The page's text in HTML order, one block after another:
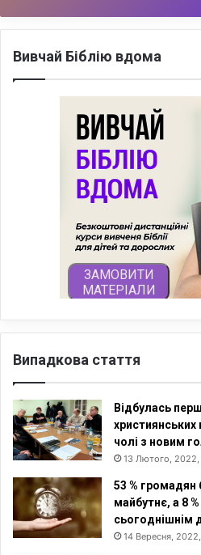
Вивчай Біблію вдома
Випадкова стаття
Відбулась
чолі з новим
13 Лютого, 2022,
53 % громадян
майбутнє, а 8
сьогоднішнім
14 Вересня,